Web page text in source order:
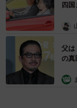
四
憩ま
父は
の
「ガ